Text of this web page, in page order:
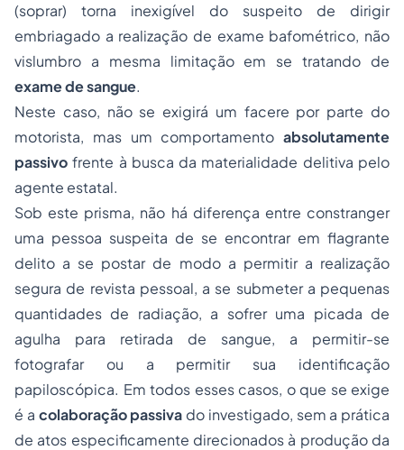
(soprar) torna inexigível do suspeito de dirigir
embriagado a realização de exame bafométrico, não
vislumbro a mesma limitação em se tratando de
exame de sangue.
Neste caso, não se exigirá um facere por parte do
motorista, mas um comportamento absolutamente
passivo frente à busca da materialidade delitiva pelo
agente estatal.
Sob este prisma, não há diferença entre constranger
uma pessoa suspeita de se encontrar em flagrante
delito a se postar de modo a permitir a realização
segura de revista pessoal, a se submeter a pequenas
quantidades de radiação, a sofrer uma picada de
agulha para retirada de sangue, a permitir-se
fotografar ou a permitir sua identificação
papiloscópica. Em todos esses casos, o que se exige
é a colaboração passiva do investigado, sem a prática
de atos especificamente direcionados à produção da